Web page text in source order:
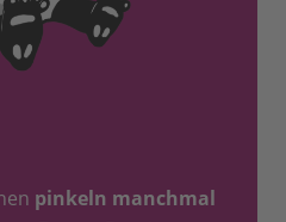
pinkeln manchmal